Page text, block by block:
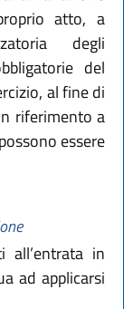
atto, a
degli
del
al fine di
riferimento a
essere
all’entrata in
ad applicarsi